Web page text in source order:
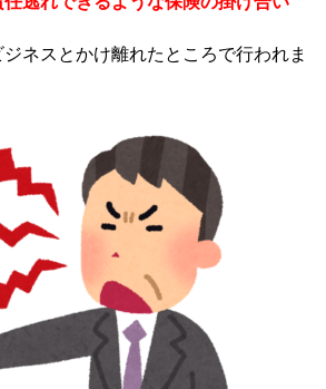
ネスとかけ離れたところで行われま